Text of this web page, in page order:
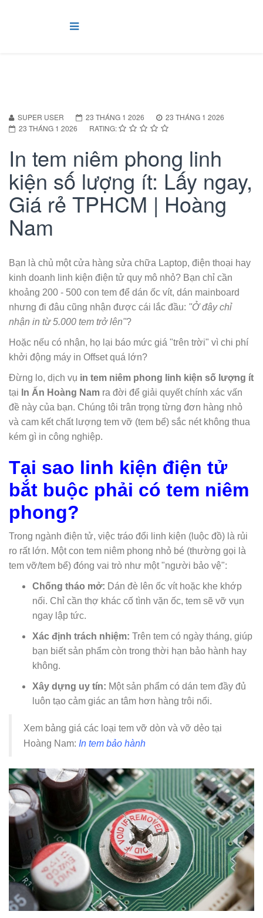
SUPER USER 23 THÁNG 1 2026
23 THÁNG 1 2026
23 THÁNG 1 2026
RATING:
In tem niêm phong linh
kiện số lượng ít: Lấy ngay,
Giá rẻ TPHCM | Hoàng
Nam
Bạn là chủ một cửa hàng sửa chữa Laptop, điện thoại hay
kinh doanh linh kiện điện tử quy mô nhỏ? Bạn chỉ cần
khoảng 200 - 500 con tem để dán ốc vít, dán mainboard
nhưng đi đâu cũng nhận được cái lắc đầu: "Ở đây chỉ
nhận in từ 5.000 tem trở lên"?
Hoặc nếu có nhận, họ lại báo mức giá "trên trời" vì chi phí
khởi động máy in Offset quá lớn?
Đừng lo, dịch vụ in tem niêm phong linh kiện số lượng ít
tại In Ấn Hoàng Nam ra đời để giải quyết chính xác vấn
đề này của bạn. Chúng tôi trân trọng từng đơn hàng nhỏ
và cam kết chất lượng tem vỡ (tem bể) sắc nét không thua
kém gì in công nghiệp.
Tại sao linh kiện điện tử
bắt buộc phải có tem niêm
phong?
Trong ngành điện tử, việc tráo đổi linh kiện (luộc đồ) là rủi
ro rất lớn. Một con tem niêm phong nhỏ bé (thường gọi là
tem vỡ/tem bể) đóng vai trò như một "người bảo vệ":
Chống tháo mở: Dán đè lên ốc vít hoặc khe khớp
nối. Chỉ cần thợ khác cố tình vặn ốc, tem sẽ vỡ vụn
ngay lập tức.
Xác định trách nhiệm: Trên tem có ngày tháng, giúp
bạn biết sản phẩm còn trong thời hạn bảo hành hay
không.
Xây dựng uy tín: Một sản phẩm có dán tem đầy đủ
luôn tạo cảm giác an tâm hơn hàng trôi nổi.
Xem bảng giá các loại tem vỡ dòn và vỡ dẻo tại
Hoàng Nam: In tem bảo hành